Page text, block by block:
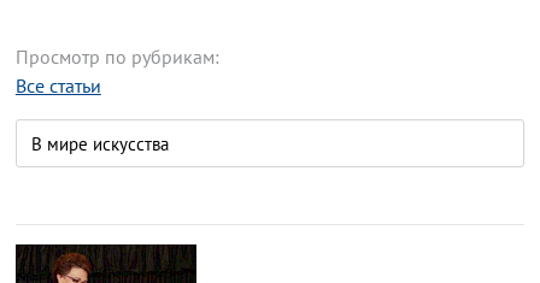
Просмотр по рубрикам:
Все статьи